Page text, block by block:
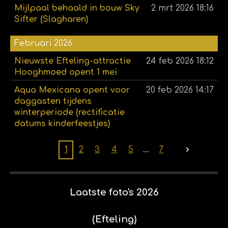
Mijlpaal behaald in bouw Sky
Sifter (Slagharen)
2 mrt 2026 18:16
Februari 2026
Nieuwste Efteling-attractie
Hooghmoed opent 1 mei
24 feb 2026 18:12
Aqua Mexicana opent voor
daggasten tijdens
winterperiode (rectificatie
datums kinderfeestjes)
20 feb 2026 14:17
1 2 3 4 5 7
Laatste foto's 2026
(Efteling)